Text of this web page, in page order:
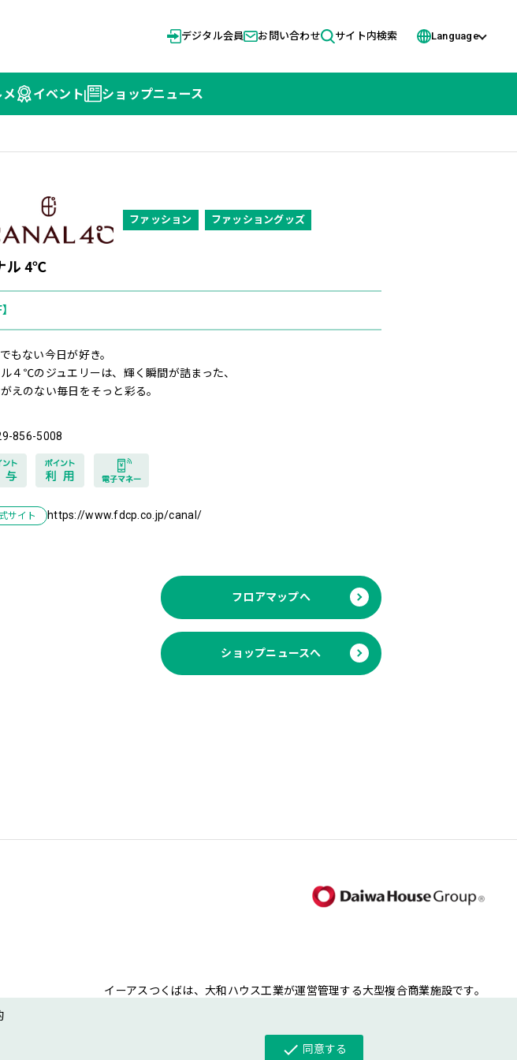
デジタル会員 お問い合わせ サイト内検索 Language
イベント ショップニュース
ファッション ファッショングッズ
ル 4℃
もない今日が好き。
４℃のジュエリーは、輝く瞬間が詰まった、
えのない毎日をそっと彩る。
856-5008
サイト https://www.fdcp.co.jp/canal/
フロアマップへ
ショップニュースへ
イーアスつくばは、大和ハウス工業が運営管理する大型複合商業施設です。
業員専用ページ check 同意する